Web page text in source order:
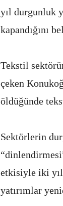
yıl durgunluk
kapandığını
Tekstil
çeken
öldüğünde
Sektörlerin
etkisiyle iki
yatırımlar